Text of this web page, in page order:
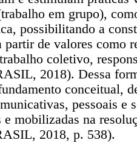
em grupo),
possibilitando a
partir de valores como
coletivo,
2018). Dessa
conceitual,
pessoais e
mobilizadas na
2018, p. 538).